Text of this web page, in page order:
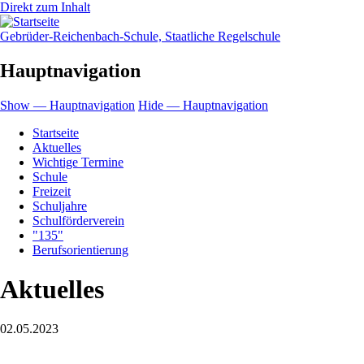
Direkt zum Inhalt
Gebrüder-Reichenbach-Schule, Staatliche Regelschule
Hauptnavigation
Show — Hauptnavigation Hide — Hauptnavigation
Startseite
Aktuelles
Wichtige Termine
Schule
Freizeit
Schuljahre
Schulförderverein
"135"
Berufsorientierung
Aktuelles
02.05.2023